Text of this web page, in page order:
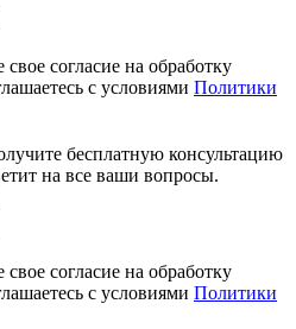
согласие на обработку
с условиями Политики
бесплатную консультацию
на все ваши вопросы.
согласие на обработку
с условиями Политики